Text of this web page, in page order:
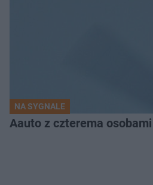
NA SYGNALE
Aauto z czterema